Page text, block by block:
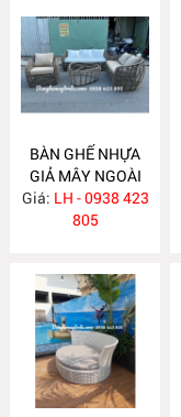
BÀN GHẾ NHỰA
GIẢ MÂY NGOÀI
TRỜI NH256
Giá: LH - 0938 423
805